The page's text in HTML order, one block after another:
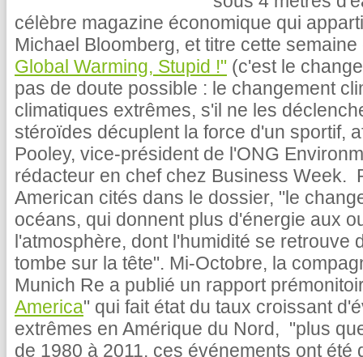
célèbre magazine économique qui
Michael Bloomberg, et titre cette
Global Warming, Stupid !" (c'est le
pas de doute possible : le changement
climatiques extrêmes, s'il ne les
stéroïdes décuplent la force d'un sportif,
Pooley, vice-président de l'ONG
rédacteur en chef chez Business Week.
American cités dans le dossier, "le
océans, qui donnent plus d'énergie aux
l'atmosphère, dont l'humidité se retrouve
tombe sur la tête". Mi-Octobre, la
Munich Re a publié un rapport
America" qui fait état du taux croissant
extrêmes en Amérique du Nord, "plus
de 1980 à 2011, ces événements ont été